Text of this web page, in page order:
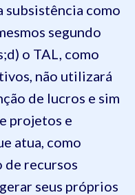
subsistência como
segundo
d) o TAL, como
não utilizará
de lucros e sim
projetos e
atua, como
de recursos
seus próprios